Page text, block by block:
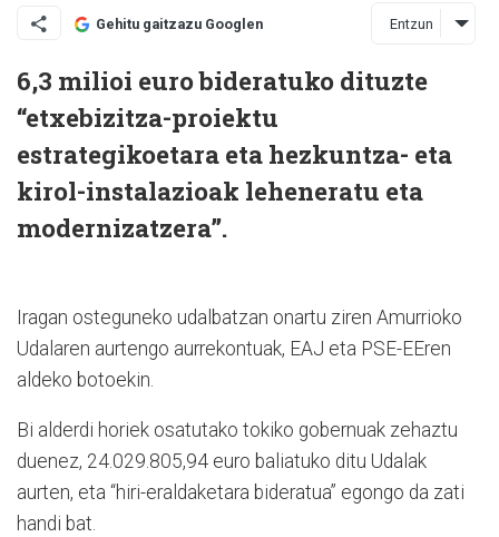
Gehitu gaitzazu Googlen Entzun
6,3 milioi euro bideratuko dituzte
“etxebizitza-proiektu
estrategikoetara eta hezkuntza- eta
kirol-instalazioak leheneratu eta
modernizatzera”.
Iragan osteguneko udalbatzan onartu ziren Amurrioko
Udalaren aurtengo aurrekontuak, EAJ eta PSE-EEren
aldeko botoekin.
Bi alderdi horiek osatutako tokiko gobernuak zehaztu
duenez, 24.029.805,94 euro baliatuko ditu Udalak
aurten, eta “hiri-eraldaketara bideratua” egongo da zati
handi bat.